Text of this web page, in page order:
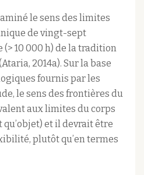
le sens des limites
de vingt-sept
10 000 h) de la tradition
2014a). Sur la base
fournis par les
le sens des frontières du
aux limites du corps
et il devrait être
plutôt qu’en termes